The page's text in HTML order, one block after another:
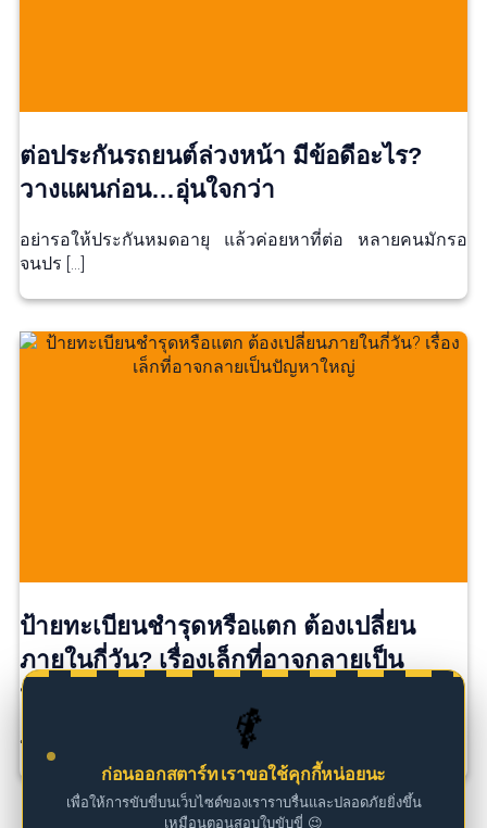
🚗
ก่อนออกสตาร์ท เราขอใช้คุกกี้หน่อยนะ
เพื่อให้การขับขี่บนเว็บไซต์ของเราราบรื่นและปลอดภัยยิ่งขึ้น
เหมือนตอนสอบใบขับขี่ 😉
ต่อประกันรถยนต์ล่วงหน้า มีข้อดีอะไร?
วางแผนก่อน…อุ่นใจกว่า
อย่ารอให้ประกันหมดอายุ แล้วค่อยหาที่ต่อ หลายคนมักรอ
จนปร […]
ป้ายทะเบียนชำรุดหรือแตก ต้องเปลี่ยน
ภายในกี่วัน? เรื่องเล็กที่อาจกลายเป็น
ปัญหาใหญ่
ป้ายทะเบียนแตกนิดเดียว…ยังใช้ต่อได้ไหม? หลายคนอาจ […]